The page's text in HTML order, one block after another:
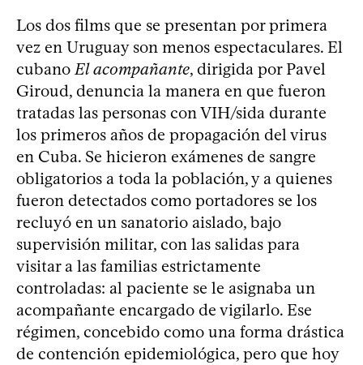
Los dos films que se presentan por primera
vez en Uruguay son menos espectaculares. El
cubanoEl acompañante, dirigida por Pavel
Giroud, denuncia la manera en que fueron
tratadas las personas con VIH/sida durante
los primeros años de propagación del virus
en Cuba. Se hicieron exámenes de sangre
obligatorios a toda la población, y a quienes
fueron detectados como portadores se los
recluyó en un sanatorio aislado, bajo
supervisión militar, con las salidas para
visitar a las familias estrictamente
controladas: al paciente se le asignaba un
acompañante encargado de vigilarlo. Ese
régimen, concebido como una forma drástica
de contención epidemiológica, pero que hoy